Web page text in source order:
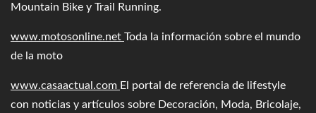
Mountain Bike y Trail Running.
www.motosonline.net Toda la información sobre el mundo
de la moto
www.casaactual.com El portal de referencia de lifestyle
con noticias y artículos sobre Decoración, Moda, Bricolaje,